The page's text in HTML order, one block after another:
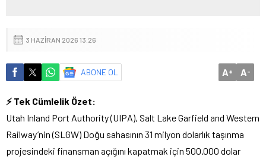
3 HAZIRAN 2026 13:26
ABONE OL A+ A-
⚡ Tek Cümlelik Özet:
Utah Inland Port Authority (UIPA), Salt Lake Garfield and Western
Railway’nin (SLGW) Doğu sahasının 31 milyon dolarlık taşınma
projesindeki finansman açığını kapatmak için 500.000 dolar